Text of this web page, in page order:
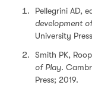
Pellegrini AD,
development
University
Smith PK,
of Play.
Press; 2019.